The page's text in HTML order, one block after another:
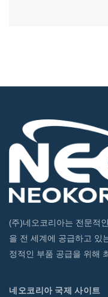
(주)네오코리아는 전문적
을 전 세계에 공급하고 있
정적인 부품 공급을 위해
네오코리아 국제 사이트